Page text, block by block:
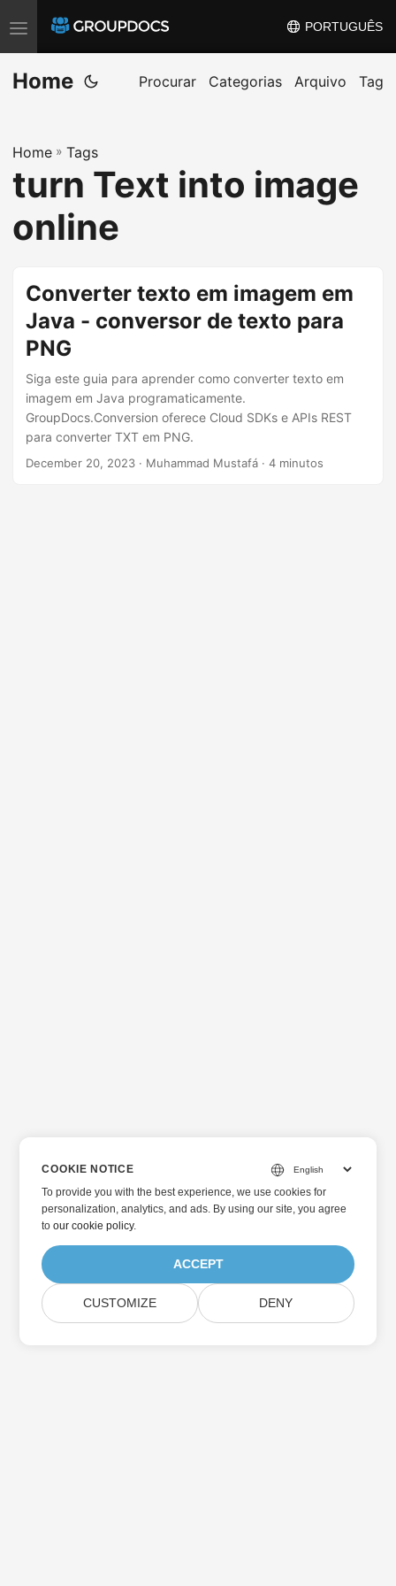
T
o
g
e
n
a
v
PORTUGUÊS
Home Procurar Categorias Arquivo Tag
Home » Tags
turn Text into image
online
Converter texto em imagem em
Java - conversor de texto para
PNG
Siga este guia para aprender como converter texto em
imagem em Java programaticamente.
GroupDocs.Conversion oferece Cloud SDKs e APIs REST
para converter TXT em PNG.
December 20, 2023 · Muhammad Mustafá · 4 minutos
COOKIE NOTICE
To provide you with the best experience, we use cookies for
personalization, analytics, and ads. By using our site, you agree
toour cookie policy.
ACCEPT
CUSTOMIZE DENY